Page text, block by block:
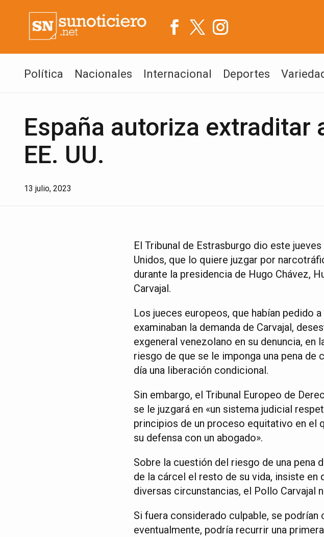
Política Nacionales Internacional Deportes
España autoriza extraditar
EE. UU.
13 julio, 2023
El Tribunal de Estrasburgo dio este
Unidos, que lo quiere juzgar por
durante la presidencia de Hugo Chávez,
Carvajal.
Los jueces europeos, que habían pedido
examinaban la demanda de Carvajal,
exgeneral venezolano en su denuncia, en
riesgo de que se le imponga una pena de
día una liberación condicional.
Sin embargo, el Tribunal Europeo de
se le juzgará en «un sistema judicial
principios de un proceso equitativo en el
su defensa con un abogado».
Sobre la cuestión del riesgo de una pena
de la cárcel el resto de su vida, insiste en
diversas circunstancias, el Pollo Carvajal
Si fuera considerado culpable, se
eventualmente, podría recurrir una